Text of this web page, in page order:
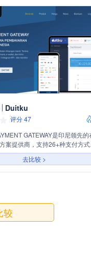
Duitku
评分 47
GATEWAY是印尼领先的
案提供商，支持26+种支付方
、电子钱包、QRIS、信用卡、
期支付服务。公司提供支付网
务管理服务，帮助企业优化在
去比较 >
较